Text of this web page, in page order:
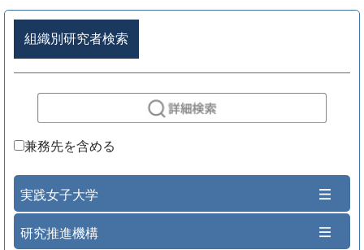
組織別研究者検索
兼務先を含める
実践女子大学
研究推進機構